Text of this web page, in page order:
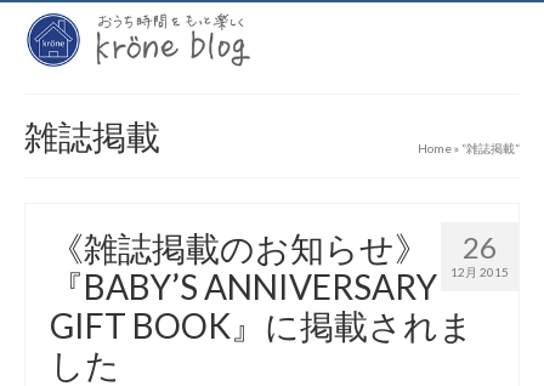
雑誌掲載 Home» “雑誌掲載“
26
12月 2015
《雑誌掲載のお知らせ》
『BABY’S ANNIVERSARY
GIFT BOOK』に掲載されま
した